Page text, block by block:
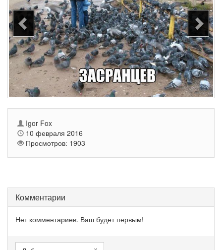
Igor Fox
10 февраля 2016
Просмотров: 1903
Комментарии
Нет комментариев. Ваш будет первым!